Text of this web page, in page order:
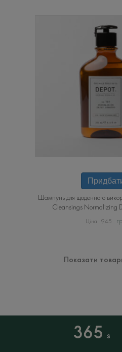
Шампунь для щоденного
Cleansings Normalizing
945
Показати